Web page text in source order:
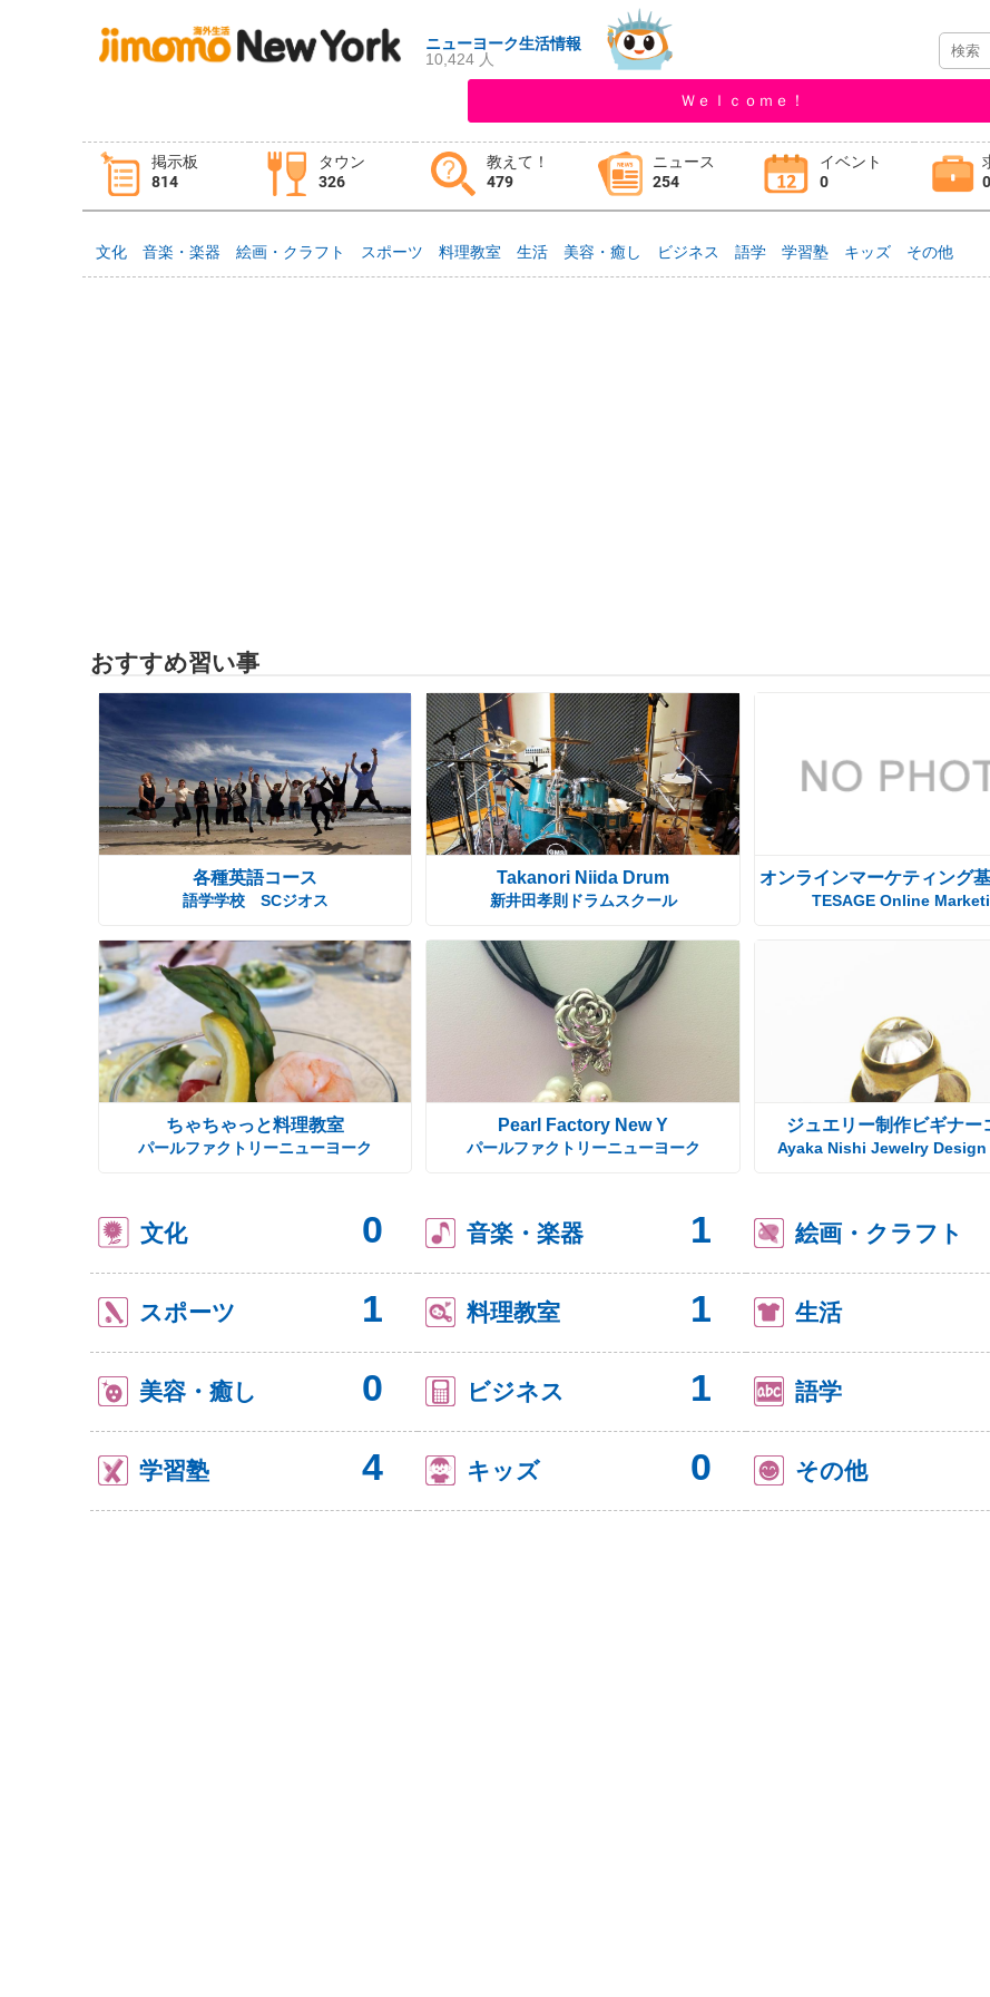
ニューヨーク生活情報
10,424 人
Ｗｅｌｃｏｍｅ！
掲示板
814
タウン
326
教えて！
479
ニュース
254
イベント
0
0
タウン情報
文化 音楽・楽器 絵画・クラフト スポーツ 料理教室 生活 美容・癒し ビジネス 語学 学習塾 キッズ その他
おすすめ習い事
各種英語コース
語学学校 SCジオス
Takanori Niida Drum
新井田孝則ドラムスクール
オンラインマーケティング
TESAGE Online
ちゃちゃっと料理教室
パールファクトリーニューヨーク
Pearl Factory New Y
パールファクトリーニューヨーク
ジュエリー制作ビギナー
Ayaka Nishi Jewelry
文化 0 音楽・楽器 1 絵画・クラフト
スポーツ 1 料理教室 1 生活
美容・癒し 0 ビジネス 1 語学
学習塾 4 キッズ 0 その他